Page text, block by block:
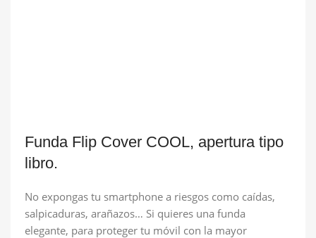
Funda Flip Cover COOL, apertura tipo
libro.
No expongas tu smartphone a riesgos como caídas,
salpicaduras, arañazos… Si quieres una funda
elegante, para proteger tu móvil con la mayor